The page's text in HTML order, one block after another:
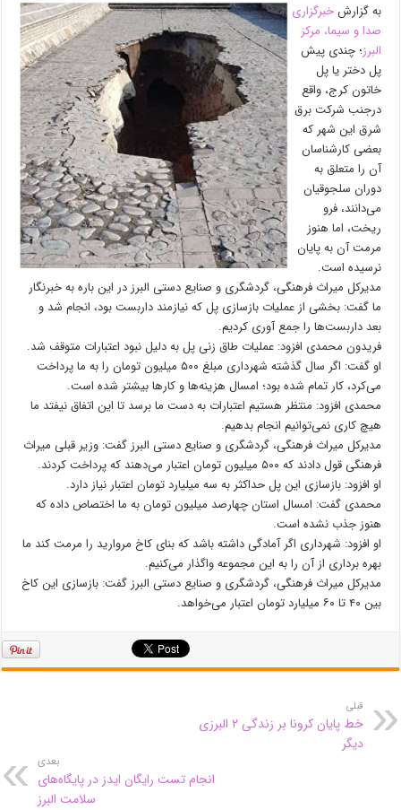
به گزارشخبرگزاری
صدا و سیما، مرکز
البرز؛ چندی پیش
پل دختر یا پل
خاتون کرج، واقع
درجنب شرکت برق
شرق این شهر که
بعضی کارشناسان
آن را متعلق به
دوران سلجوقیان
می‌دانند، فرو
ریخت، اما هنوز
مرمت آن به پایان
نرسیده است.
مدیرکل میراث فرهنگی، گردشگری و صنایع دستی البرز در این باره به خبرنگار
ما گفت: بخشی از عملیات بازسازی پل که نیازمند داربست بود، انجام شد و
بعد داربست‌ها را جمع آوری کردیم.
فریدون محمدی افزود: عملیات طاق زنی پل به دلیل نبود اعتبارات متوقف شد.
او گفت: اگر سال گذشته شهرداری مبلغ ۵۰۰ میلیون تومان را به ما پرداخت
می‌کرد، کار تمام شده بود؛ امسال هزینه‌ها و کار‌ها بیشتر شده است.
محمدی افزود: منتظر هستیم اعتبارات به دست ما برسد تا این اتفاق نیفتد ما
هیچ کاری نمی‌توانیم انجام بدهیم.
مدیرکل میراث فرهنگی، گردشگری و صنایع دستی البرز گفت: وزیر قبلی میراث
فرهنگی قول دادند که ۵۰۰ میلیون تومان اعتبار می‌دهند که پرداخت کردند.
او افزود: بازسازی این پل حداکثر به سه میلیارد تومان اعتبار نیاز دارد.
محمدی گفت: امسال استان چهارصد میلیون تومان به ما اختصاص داده که
هنوز جذب نشده است.
او افزود: شهرداری اگر آمادگی داشته باشد که بنای کاخ مروارید را مرمت کند ما
بهره برداری از آن را به این مجموعه واگذار می‌کنیم.
مدیرکل میراث فرهنگی، گردشگری و صنایع دستی البرز گفت: بازسازی این کاخ
بین ۴۰ تا ۶۰ میلیارد تومان اعتبار می‌خواهد.
قبلی
خط پایان کرونا بر زندگی ۲ البرزی
دیگر
بعدی
انجام تست رایگان ایدز در پایگاه‌های
سلامت البرز